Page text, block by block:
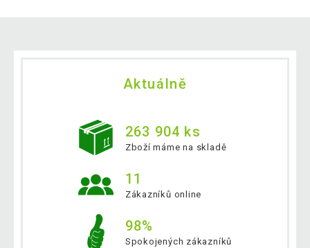
Aktuálně
263 904 ks
Zboží máme na skladě
11
Zákazníků online
98%
Spokojených zákazníků